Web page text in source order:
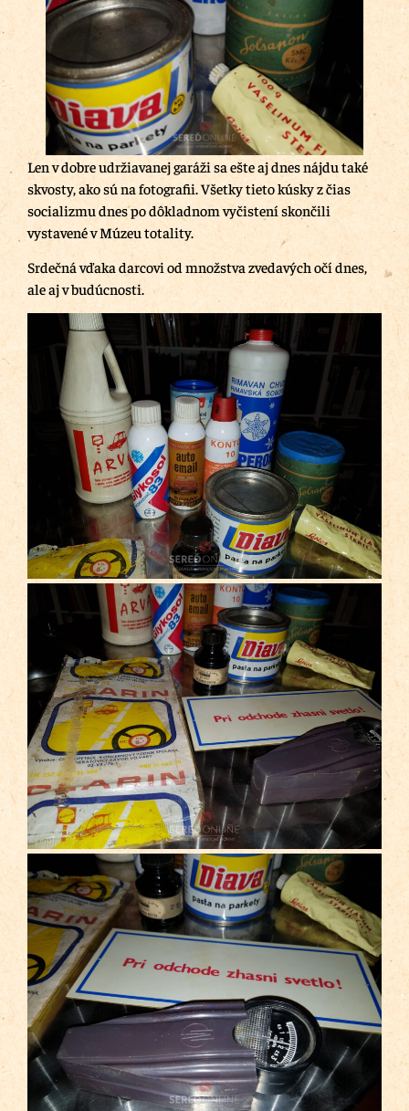
Len v dobre udržiavanej garáži sa ešte aj dnes nájdu také
skvosty, ako sú na fotografii. Všetky tieto kúsky z čias
socializmu dnes po dôkladnom vyčistení skončili
vystavené v Múzeu totality.
Srdečná vďaka darcovi od množstva zvedavých očí dnes,
ale aj v budúcnosti.